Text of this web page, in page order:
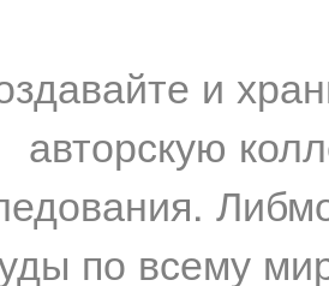
и
авторскую
по всему